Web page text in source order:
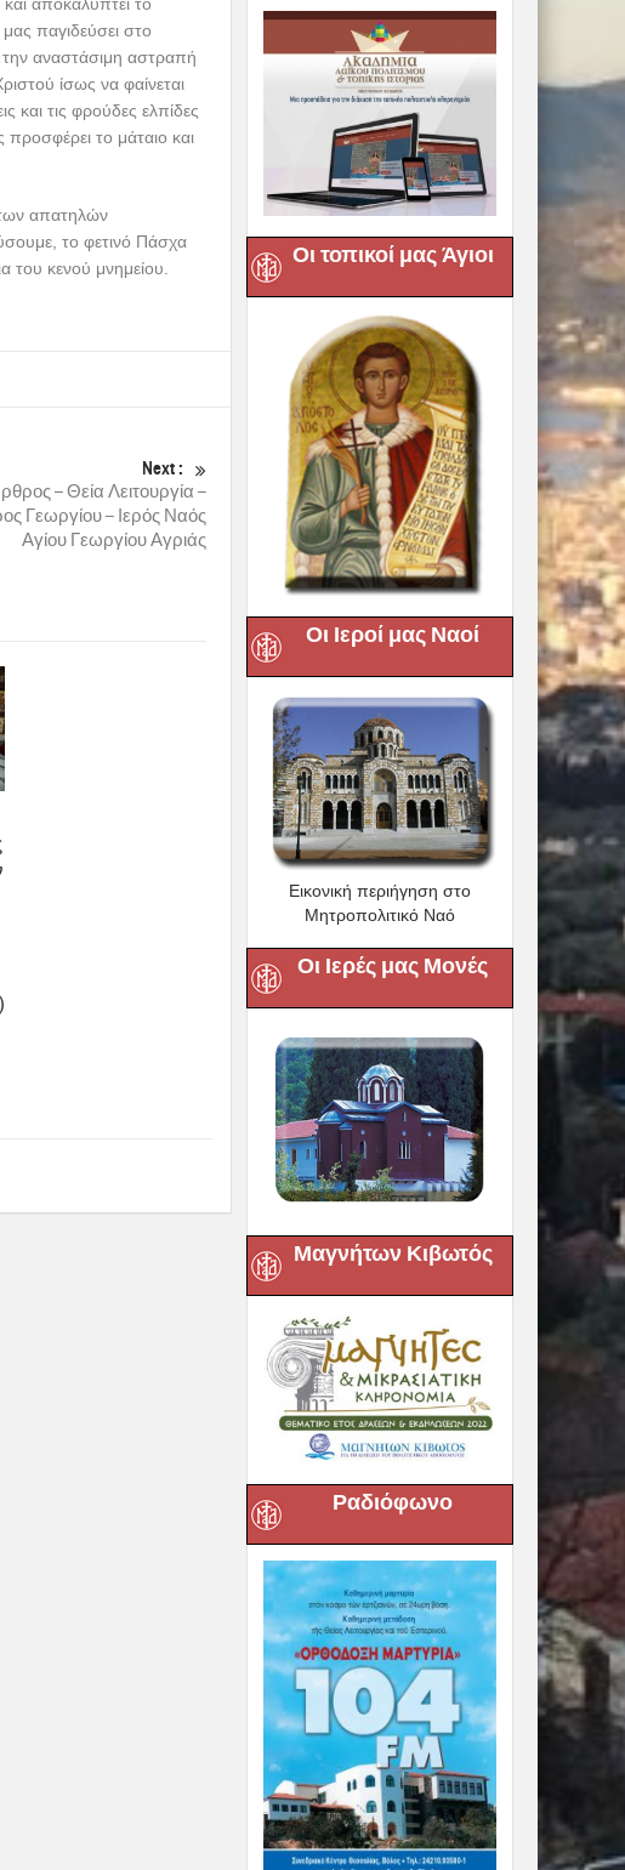
παγιδεύσει στο
την αναστάσιμη αστραπή
ίσως να φαίνεται
και τις φρούδες ελπίδες
το μάταιο και
απατηλών
το φετινό Πάσχα
κενού μνημείου.
Next :
– Θεία Λειτουργία –
Γεωργίου – Ιερός Ναός
Αγίου Γεωργίου Αγριάς
Οι τοπικοί μας Άγιοι
Οι Ιεροί μας Ναοί
Εικονική περιήγηση στο
Μητροπολιτικό Ναό
Οι Ιερές μας Μονές
Μαγνήτων Κιβωτός
Ραδιόφωνο